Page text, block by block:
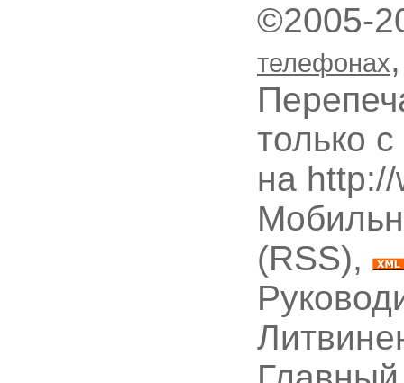
©2005-
телефонах
только
на
(RSS),